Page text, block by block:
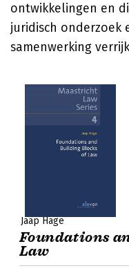
ontwikkelingen en
juridisch onderzoek
samenwerking
Jaap Hage
Foundations
Law